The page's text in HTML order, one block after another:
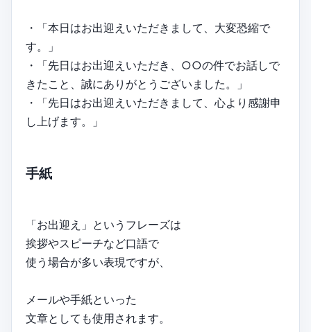
・「本日はお出迎えいただきまして、大変恐縮で
す。」
・「先日はお出迎えいただき、○○の件でお話しで
きたこと、誠にありがとうございました。」
・「先日はお出迎えいただきまして、心より感謝申
し上げます。」
手紙
「お出迎え」というフレーズは
挨拶やスピーチなど口語で
使う場合が多い表現ですが、
メールや手紙といった
文章としても使用されます。